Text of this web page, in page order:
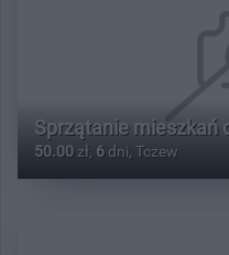
Sprzątanie mieszkań
50.00 zł, 6 dni, Tczew